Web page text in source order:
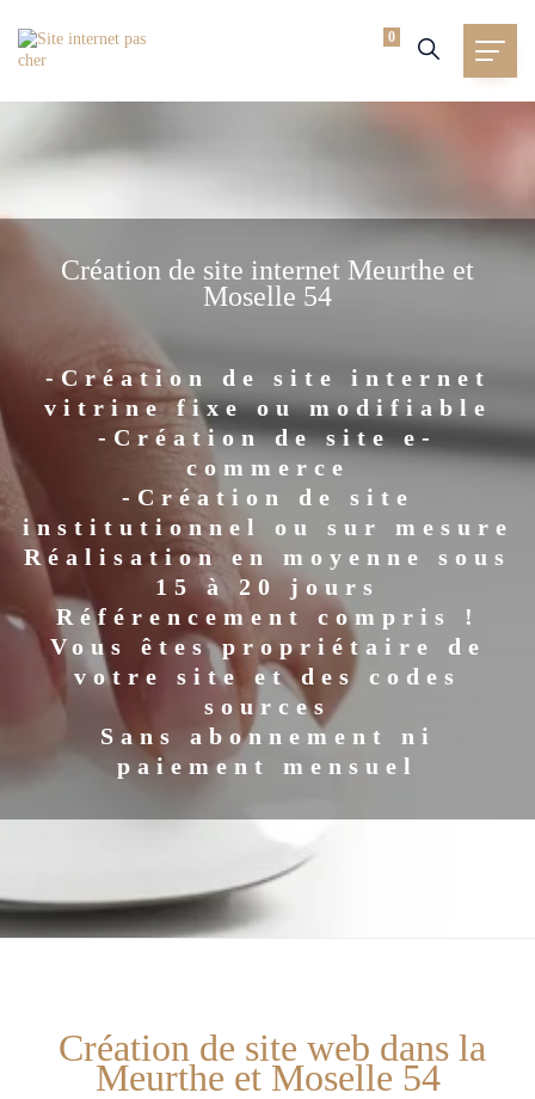
0
Création de site internet Meurthe et
Moselle 54
-Création de site internet
vitrine fixe ou modifiable
-Création de site e-
commerce
-Création de site
institutionnel ou sur mesure
Réalisation en moyenne sous
15 à 20 jours
Référencement compris !
Vous êtes propriétaire de
votre site et des codes
sources
Sans abonnement ni
paiement mensuel
Création de site web dans la
Meurthe et Moselle 54